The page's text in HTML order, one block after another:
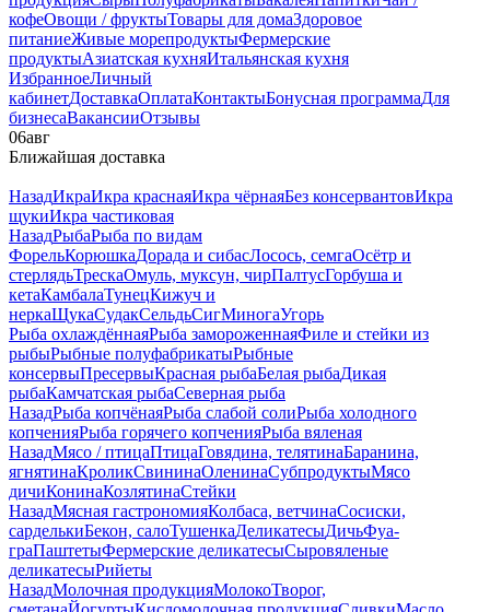
кофеОвощи / фруктыТовары для домаЗдоровое
питаниеЖивые морепродуктыФермерские
продуктыАзиатская кухняИтальянская кухня
ИзбранноеЛичный
кабинетДоставкаОплатаКонтактыБонусная программаДля
бизнесаВакансииОтзывы
06авг
Ближайшая доставка
НазадИкраИкра краснаяИкра чёрнаяБез консервантовИкра
щукиИкра частиковая
НазадРыбаРыба по видам
ФорельКорюшкаДорада и сибасЛосось, семгаОсётр и
стерлядьТрескаОмуль, муксун, чирПалтусГорбуша и
кетаКамбалаТунецКижуч и
неркаЩукаСудакСельдьСигМиногаУгорь
Рыба охлаждённаяРыба замороженнаяФиле и стейки из
рыбыРыбные полуфабрикатыРыбные
консервыПресервыКрасная рыбаБелая рыбаДикая
рыбаКамчатская рыбаСеверная рыба
НазадРыба копчёнаяРыба слабой солиРыба холодного
копченияРыба горячего копченияРыба вяленая
НазадМясо / птицаПтицаГовядина, телятинаБаранина,
ягнятинаКроликСвининаОленинаСубпродуктыМясо
дичиКонинаКозлятинаСтейки
НазадМясная гастрономияКолбаса, ветчинаСосиски,
сарделькиБекон, салоТушенкаДеликатесыДичьФуа-
граПаштетыФермерские деликатесыСыровяленые
деликатесыРийеты
НазадМолочная продукцияМолокоТворог,